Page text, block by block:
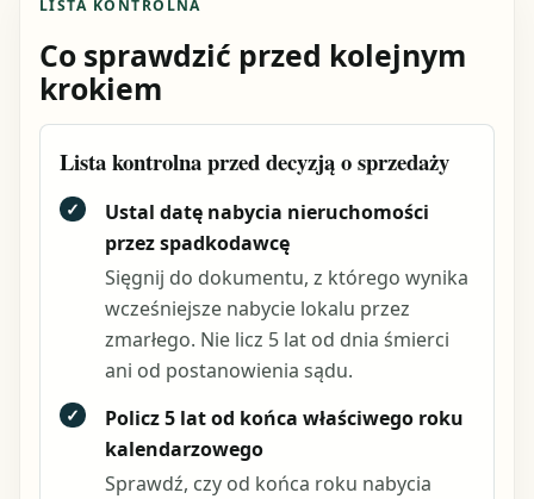
LISTA KONTROLNA
Co sprawdzić przed kolejnym
krokiem
Lista kontrolna przed decyzją o sprzedaży
✓
Ustal datę nabycia nieruchomości
przez spadkodawcę
Sięgnij do dokumentu, z którego wynika
wcześniejsze nabycie lokalu przez
zmarłego. Nie licz 5 lat od dnia śmierci
ani od postanowienia sądu.
✓
Policz 5 lat od końca właściwego roku
kalendarzowego
Sprawdź, czy od końca roku nabycia